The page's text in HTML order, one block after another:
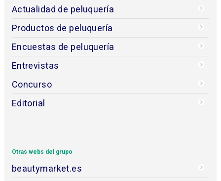
Actualidad de peluquería
Productos de peluquería
Encuestas de peluquería
Entrevistas
Concurso
Editorial
Otras webs del grupo
beautymarket.es